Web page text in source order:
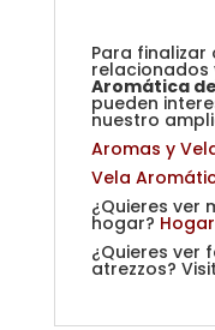
Para
relacionados
Aromática
pueden
nuestro
Aromas y
Vela
¿Quieres ver
hogar? Hogar
¿Quieres ver
atrezzos?